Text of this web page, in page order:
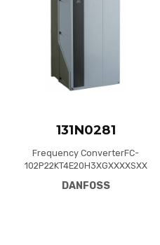
131N0281
Frequency ConverterFC-
102P22KT4E20H3XGXXXXSXX
Drive FC-102(P22K) 22 KW /
DANFOSS